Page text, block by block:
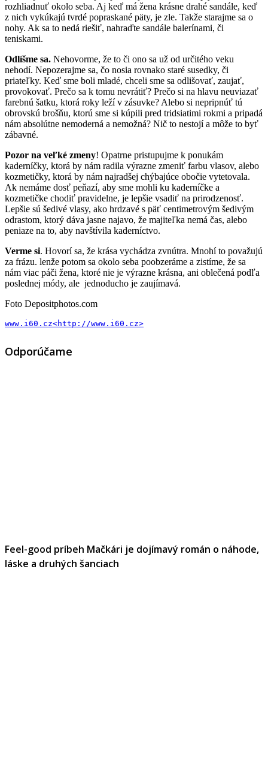
rozhliadnuť okolo seba. Aj keď má žena krásne drahé sandále, keď
z nich vykúkajú tvrdé popraskané päty, je zle. Takže starajme sa o
nohy. Ak sa to nedá riešiť, nahraďte sandále balerínami, či
teniskami.
Odlíšme sa. Nehovorme, že to či ono sa už od určitého veku
nehodí. Nepozerajme sa, čo nosia rovnako staré susedky, či
priateľky. Keď sme boli mladé, chceli sme sa odlišovať, zaujať,
provokovať. Prečo sa k tomu nevrátiť? Prečo si na hlavu neuviazať
farebnú šatku, ktorá roky leží v zásuvke? Alebo si nepripnúť tú
obrovskú brošňu, ktorú sme si kúpili pred tridsiatimi rokmi a pripadá
nám absolútne nemoderná a nemožná? Nič to nestojí a môže to byť
zábavné.
Pozor na veľké zmeny! Opatrne pristupujme k ponukám
kaderníčky, ktorá by nám radila výrazne zmeniť farbu vlasov, alebo
kozmetičky, ktorá by nám najradšej chýbajúce obočie vytetovala.
Ak nemáme dosť peňazí, aby sme mohli ku kaderníčke a
kozmetičke chodiť pravidelne, je lepšie vsadiť na prirodzenosť.
Lepšie sú šedivé vlasy, ako hrdzavé s päť centimetrovým šedivým
odrastom, ktorý dáva jasne najavo, že majiteľka nemá čas, alebo
peniaze na to, aby navštívila kaderníctvo.
Verme si. Hovorí sa, že krása vychádza zvnútra. Mnohí to považujú
za frázu. lenže potom sa okolo seba poobzeráme a zistíme, že sa
nám viac páči žena, ktoré nie je výrazne krásna, ani oblečená podľa
poslednej módy, ale jednoducho je zaujímavá.
Foto Depositphotos.com
www.i60.cz<http://www.i60.cz>
Odporúčame
Feel-good príbeh Mačkári je dojímavý román o náhode,
láske a druhých šanciach